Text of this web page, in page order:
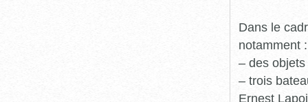
Dans le
notamment :
– des
– trois
Ernest